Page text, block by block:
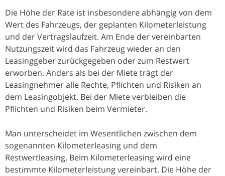
Die Höhe der Rate ist insbesondere abhängig von dem
Wert des Fahrzeugs, der geplanten Kilometerleistung
und der Vertragslaufzeit. Am Ende der vereinbarten
Nutzungszeit wird das Fahrzeug wieder an den
Leasinggeber zurückgegeben oder zum Restwert
erworben. Anders als bei der Miete trägt der
Leasingnehmer alle Rechte, Pflichten und Risiken an
dem Leasingobjekt. Bei der Miete verbleiben die
Pflichten und Risiken beim Vermieter.
Man unterscheidet im Wesentlichen zwischen dem
sogenannten Kilometerleasing und dem
Restwertleasing. Beim Kilometerleasing wird eine
bestimmte Kilometerleistung vereinbart. Die Höhe der